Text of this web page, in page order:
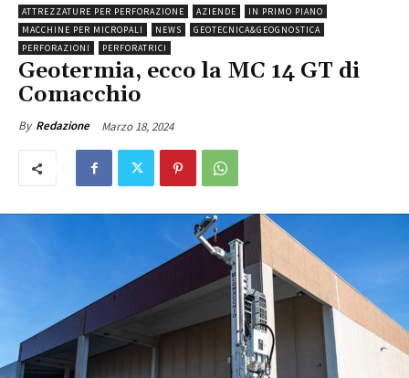
ATTREZZATURE PER PERFORAZIONE AZIENDE
IN PRIMO PIANO
MACCHINE PER MICROPALI
NEWS
GEOTECNICA&GEOGNOSTICA
PERFORAZIONI
PERFORATRICI
Geotermia, ecco la MC 14 GT di
Comacchio
By Redazione Marzo 18, 2024